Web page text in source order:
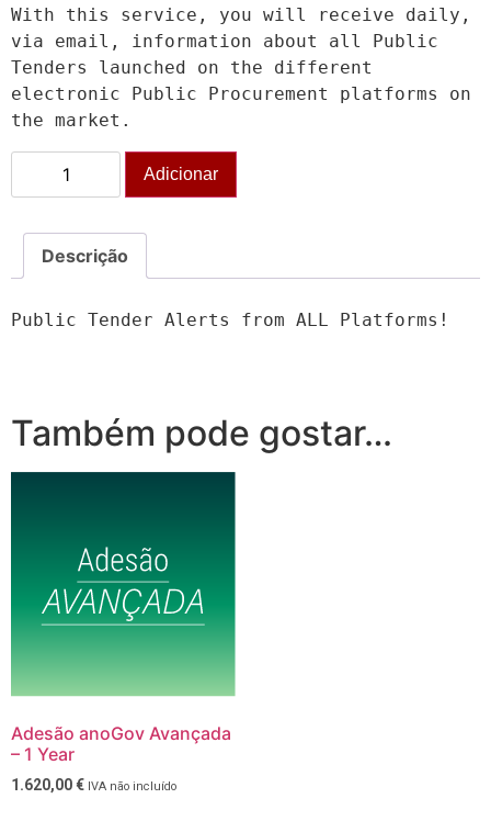
With this service, you will receive daily,
via email, information about all Public
Tenders launched on the different
electronic Public Procurement platforms on
the market.
Adicionar
Descrição
Public Tender Alerts from ALL Platforms!
Também pode gostar…
Adesão anoGov Avançada
– 1 Year
1.620,00 € IVA não incluído